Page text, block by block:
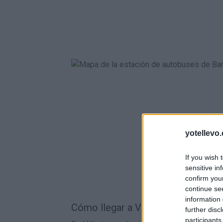
If you wish
sensitive
confirm
continue
information
further
Cómo llegar a Villaviciosa en tren: